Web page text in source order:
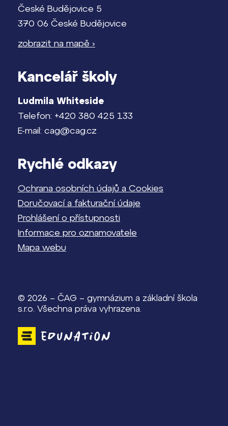
České Budějovice 5
370 06 České Budějovice
zobrazit na mapě ›
Kancelář školy
Ludmila Whiteside
Telefon: +420 380 425 133
E-mail: cag@cag.cz
Rychlé odkazy
Ochrana osobních údajů a Cookies
Doručovací a fakturační údaje
Prohlášení o přístupnosti
Informace pro oznamovatele
Mapa webu
© 2026 – ČAG – gymnázium a základní škola
s.r.o. Všechna práva vyhrazena.